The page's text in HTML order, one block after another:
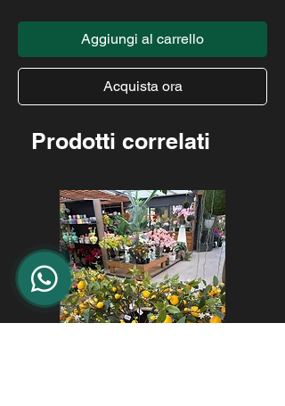
Aggiungi al carrello
Acquista ora
Prodotti correlati